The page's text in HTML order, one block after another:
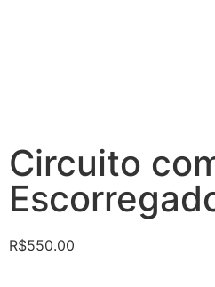
Circuito
R$550.00